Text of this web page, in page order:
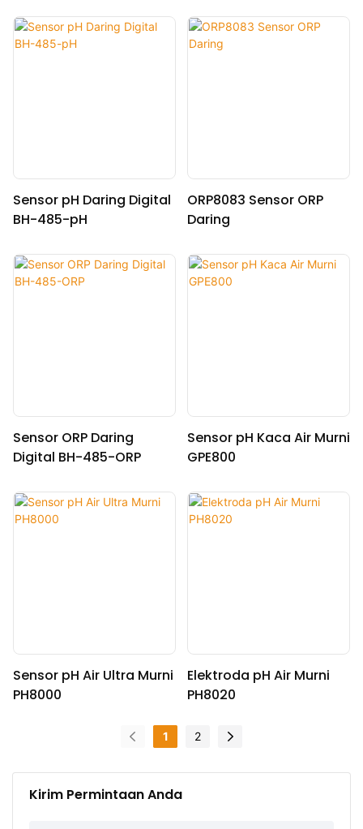
Kirim Permintaan Anda
Sensor pH Daring Digital
BH-485-pH
ORP8083 Sensor ORP
Daring
Sensor ORP Daring
Digital BH-485-ORP
Sensor pH Kaca Air Murni
GPE800
Sensor pH Air Ultra Murni
PH8000
Elektroda pH Air Murni
PH8020
1 2